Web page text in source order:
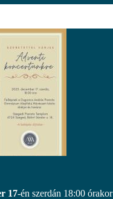
17-én szerdán 18:00 órakor